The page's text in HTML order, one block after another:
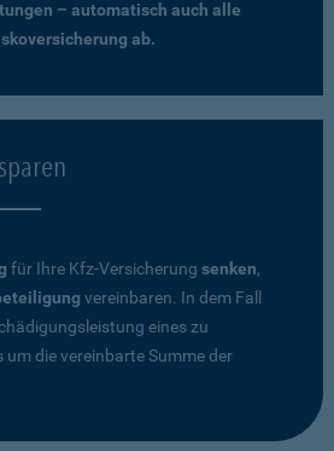
– automatisch auch alle
ab.
für Ihre Kfz-Versicherung senken,
vereinbaren. In dem Fall
eines zu
um die vereinbarte Summe der